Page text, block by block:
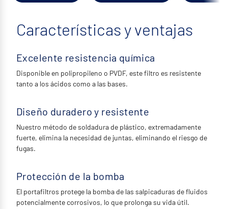
Características y ventajas
Excelente resistencia química
Disponible en polipropileno o PVDF, este filtro es resistente
tanto a los ácidos como a las bases.
Diseño duradero y resistente
Nuestro método de soldadura de plástico, extremadamente
fuerte, elimina la necesidad de juntas, eliminando el riesgo de
fugas.
Protección de la bomba
El portafiltros protege la bomba de las salpicaduras de fluidos
potencialmente corrosivos, lo que prolonga su vida útil.